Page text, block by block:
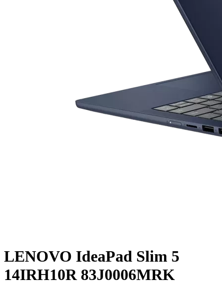
LENOVO IdeaPad Slim 5
14IRH10R 83J0006MRK